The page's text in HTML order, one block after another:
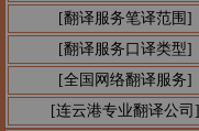
[翻译服务笔译范围]
[翻译服务口译类型]
[全国网络翻译服务]
[连云港专业翻译公司]